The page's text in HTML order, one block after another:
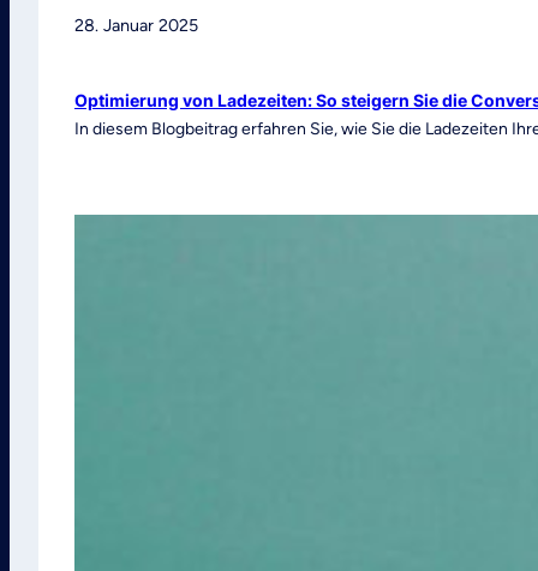
28. Januar 2025
Optimierung von Ladezeiten: So steigern Sie die
In diesem Blogbeitrag erfahren Sie, wie Sie die Ladezeiten